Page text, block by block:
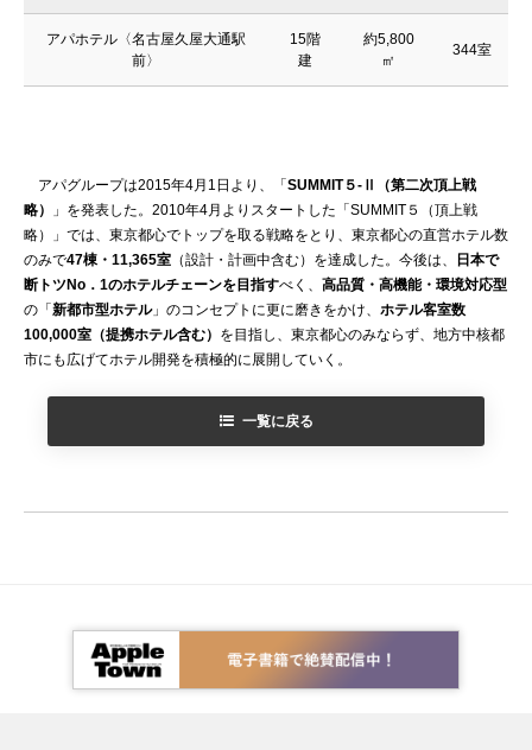
アパホテル〈名古屋久屋大通駅
前〉
15階
建
約5,800
㎡
344室
アパグループは2015年4月1日より、「SUMMIT５-Ⅱ（第二次頂上戦
略）
」を発表した。2010年4月よりスタートした「SUMMIT５（頂上戦
略）」では、東京都心でトップを取る戦略をとり、東京都心の直営ホテル数
のみで47棟・11,365室 （設計・計画中含む）を達成した。今後は、
日本で
断トツNo．1のホテルチェーンを目指すべく、 高品質・高機能・環境対応型
の「新都市型ホテル」のコンセプトに更に磨きをかけ、 ホテル客室数
100,000室（提携ホテル含む） を目指し、東京都心のみならず、地方中核都
市にも広げてホテル開発を積極的に展開していく。
一覧に戻る